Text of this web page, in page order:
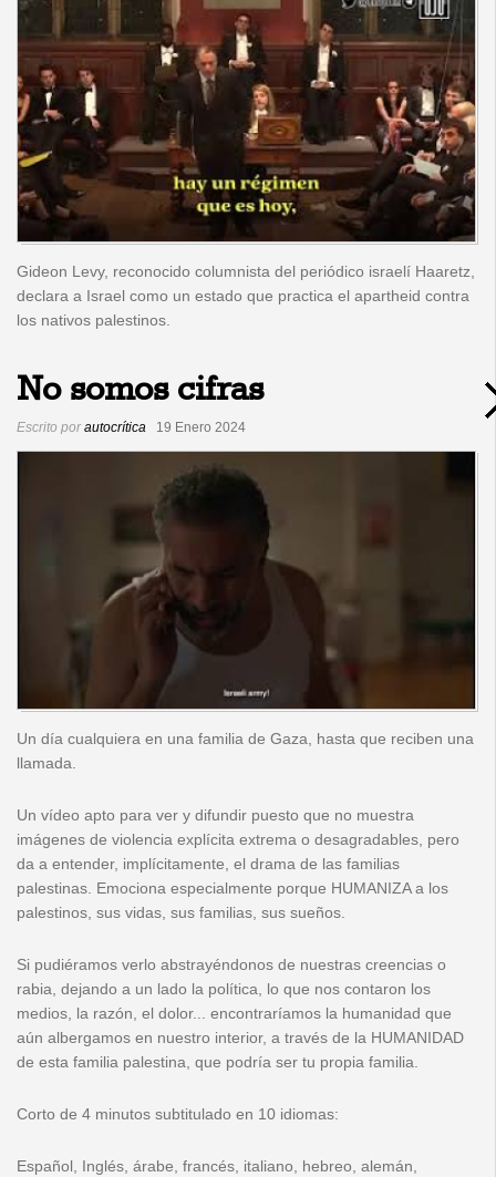
Gideon Levy, reconocido columnista del periódico israelí Haaretz,
declara a Israel como un estado que practica el apartheid contra
los nativos palestinos.
No somos cifras
Escrito porautocrítica 19 Enero 2024
Un día cualquiera en una familia de Gaza, hasta que reciben una
llamada.
Un vídeo apto para ver y difundir puesto que no muestra
imágenes de violencia explícita extrema o desagradables, pero
da a entender, implícitamente, el drama de las familias
palestinas. Emociona especialmente porque HUMANIZA a los
palestinos, sus vidas, sus familias, sus sueños.
Si pudiéramos verlo abstrayéndonos de nuestras creencias o
rabia, dejando a un lado la política, lo que nos contaron los
medios, la razón, el dolor... encontraríamos la humanidad que
aún albergamos en nuestro interior, a través de la HUMANIDAD
de esta familia palestina, que podría ser tu propia familia.
Corto de 4 minutos subtitulado en 10 idiomas:
Español, Inglés, árabe, francés, italiano, hebreo, alemán,